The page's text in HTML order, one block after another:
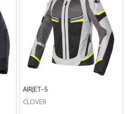
AIRJET-5
CLOVER